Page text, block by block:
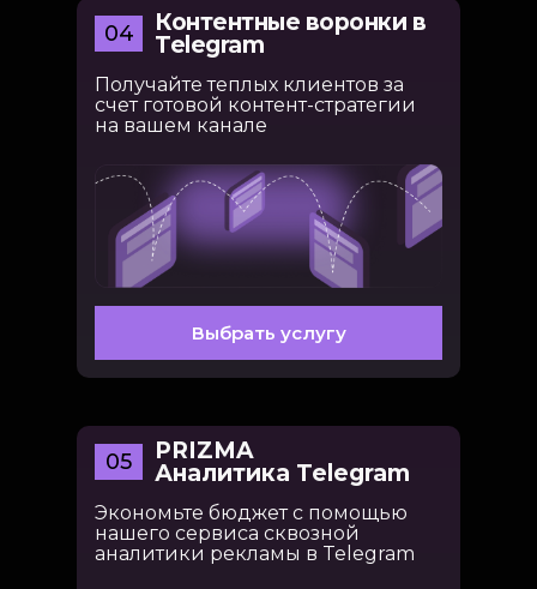
04
Контентные воронки в
Telegram
Получайте теплых клиентов за
счет готовой контент-стратегии
на вашем канале
Выбрать услугу
05
PRIZMA
Аналитика Telegram
Экономьте бюджет с помощью
нашего сервиса сквозной
аналитики рекламы в Telegram
ПОДПИШИТЕСЬ